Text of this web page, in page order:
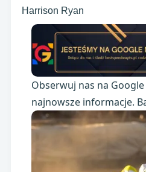
Harrison Ryan
Obserwuj nas na
najnowsze informacje.